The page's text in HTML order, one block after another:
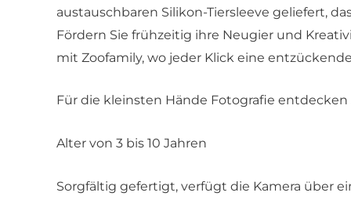
austauschbaren Silikon-Tiersleeve geliefert,
Fördern Sie frühzeitig ihre Neugier und
mit Zoofamily, wo jeder Klick eine
Für die kleinsten Hände Fotografie entdecken
Alter von 3 bis 10 Jahren
Sorgfältig gefertigt, verfügt die Kamera über